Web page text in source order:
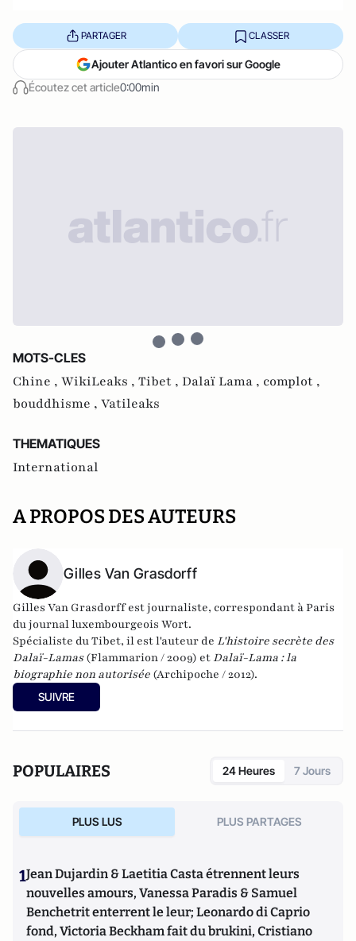
Écoutez cet article0:00min
PARTAGER CLASSER
Ajouter Atlantico en favori sur Google
MOTS-CLES
Chine , WikiLeaks , Tibet , Dalaï Lama , complot ,
bouddhisme , Vatileaks
THEMATIQUES
International
A PROPOS DES AUTEURS
Gilles Van Grasdorff
Gilles Van Grasdorff est journaliste, correspondant à Paris
du journal luxembourgeois Wort.
Spécialiste du Tibet, il est l'auteur de L'histoire secrète des
Dalaï-Lamas(Flammarion / 2009) et Dalaï-Lama : la
biographie non autorisée (Archipoche / 2012).
SUIVRE
POPULAIRES 24 Heures 7 Jours
PLUS LUS PLUS PARTAGES
1Jean Dujardin & Laetitia Casta étrennent leurs
nouvelles amours, Vanessa Paradis & Samuel
Benchetrit enterrent le leur; Leonardo di Caprio
fond, Victoria Beckham fait du brukini, Cristiano